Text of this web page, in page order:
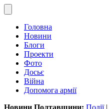
Головна
Новини
Блоги
Проекти
Фото
Досьє
Війна
Допомога армії
Новини Полтавщини: Події|